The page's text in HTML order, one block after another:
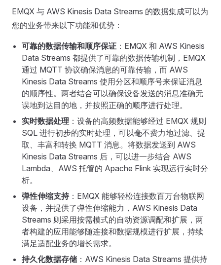
EMQX 与 AWS Kinesis Data Streams 的数据集成可以为
您的业务带来以下功能和优势：
可靠的数据传输和顺序保证 ：EMQX 和 AWS Kinesis
Data Streams 都提供了可靠的数据传输机制，EMQX
通过 MQTT 协议确保消息的可靠传输，而 AWS
Kinesis Data Streams 使用分区和顺序号来保证消息
的顺序性。两者结合可以确保设备发送的消息准确无
误地到达目的地，并按照正确的顺序进行处理。
实时数据处理 ：设备的高频数据能够经过 EMQX 规则
SQL 进行初步的实时处理，可以毫不费力地过滤、提
取、丰富和转换 MQTT 消息。将数据发送到 AWS
Kinesis Data Streams 后，可以进一步结合 AWS
Lambda、AWS 托管的 Apache Flink 实现运行实时分
析。
弹性伸缩支持：EMQX 能够轻松连接数百万台物联网
设备，并提供了弹性伸缩能力，AWS Kinesis Data
Streams 则采用按需模式的自动资源调配和扩展，两
者构建的应用能够随连接和数据规模进行扩展，持续
满足适配业务的增长需求。
持久化数据存储 ：AWS Kinesis Data Streams 提供持